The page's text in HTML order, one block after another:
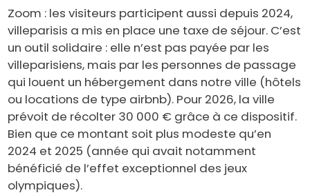
Zoom : les visiteurs participent aussi depuis 2024,
villeparisis a mis en place une taxe de séjour. C’est
un outil solidaire : elle n’est pas payée par les
villeparisiens, mais par les personnes de passage
qui louent un hébergement dans notre ville (hôtels
ou locations de type airbnb). Pour 2026, la ville
prévoit de récolter 30 000 € grâce à ce dispositif.
Bien que ce montant soit plus modeste qu’en
2024 et 2025 (année qui avait notamment
bénéficié de l’effet exceptionnel des jeux
olympiques).